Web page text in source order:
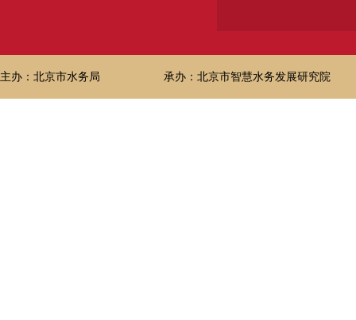
主办：北京市水务局 承办：北京市智慧水务发展研究院